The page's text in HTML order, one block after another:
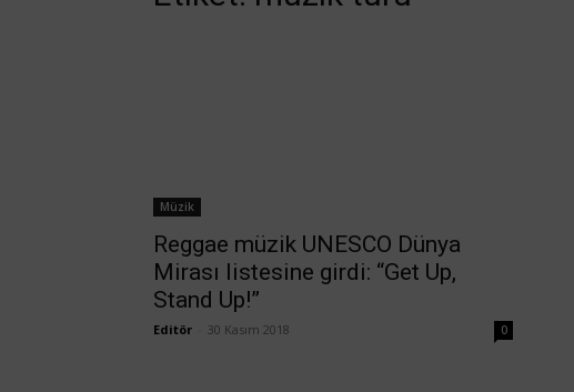
Müzik
Reggae müzik UNESCO Dünya
Mirası listesine girdi: “Get Up,
Stand Up!”
Editör 30 Kasım 2018 0